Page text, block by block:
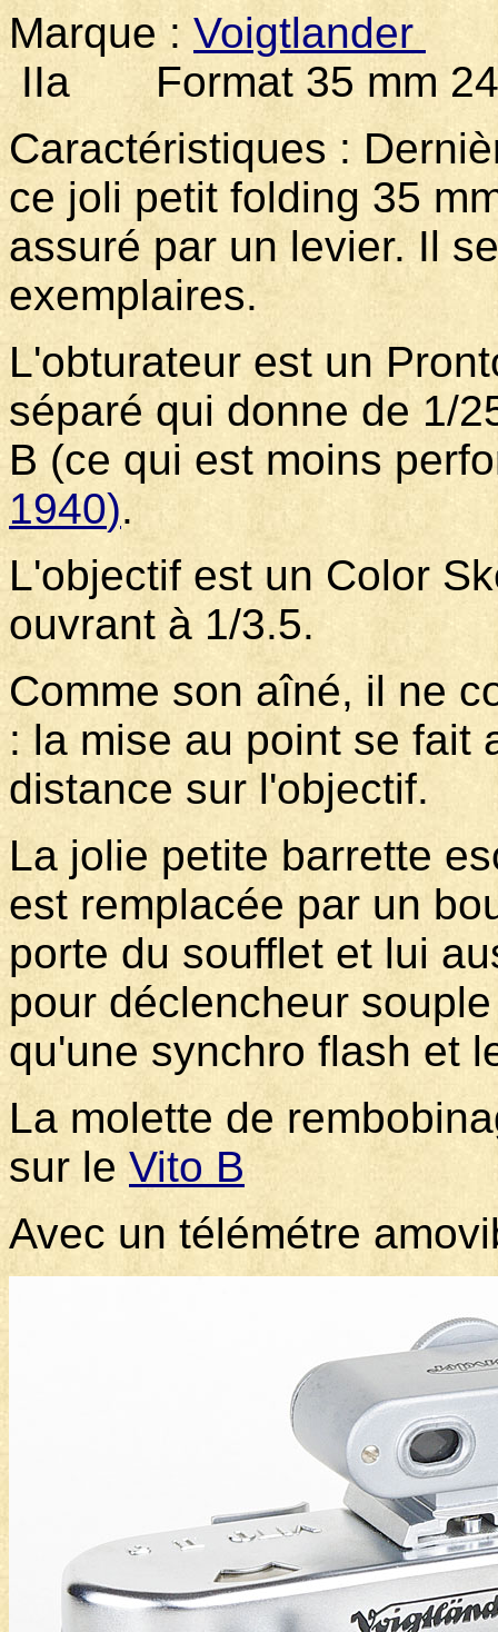
Marque : Voigtlander
IIa Format 35 mm 24
Caractéristiques :
ce joli petit folding 35
assuré par un levier. Il
exemplaires.
L'obturateur est un
séparé qui donne de 1/
B (ce qui est moins
1940).
L'objectif est un Color
ouvrant à 1/3.5.
Comme son aîné, il ne
: la mise au point se fait
distance sur l'objectif.
La jolie petite barrette
est remplacée par un
porte du soufflet et lui
pour déclencheur
qu'une synchro flash et
La molette de
sur le Vito B
Avec un télémétre